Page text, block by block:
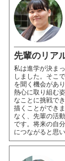
先輩のリア
私は進学が決ま
しました。そこ
を聞く機会があ
熱心に取り組む
なことに挑戦で
描くことができ
なく、先輩の活
です。将来の自
につながると思い